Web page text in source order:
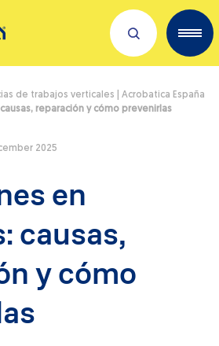
nosotros
de trabajos verticales | Acrobatica España
reparación y cómo prevenirlas
2025
en
causas,
y cómo